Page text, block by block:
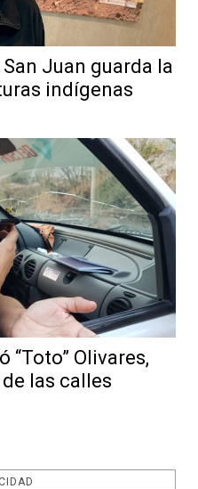
San Juan guarda la
indígenas
“Toto” Olivares,
las calles